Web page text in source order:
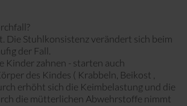
Die Stuhlkonsistenz verändert sich beim
der Fall.
Kinder zahnen - starten auch
des Kindes ( Krabbeln, Beikost ,
erhöht sich die Keimbelastung und die
die mütterlichen Abwehrstoffe nimmt